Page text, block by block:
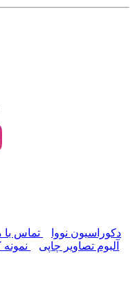
دکوراسیون نووا تماس با
آلبوم تصاویر چاپی